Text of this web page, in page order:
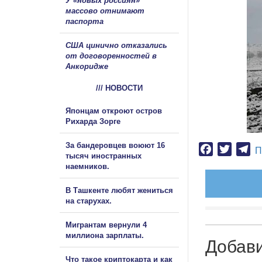
Facebook
Twitter
массово отнимают
паспорта
США цинично отказались
от договоренностей в
Анкоридже
/// НОВОСТИ
Японцам откроют остров
Рихарда Зорге
За бандеровцев воюют 16
тысяч иностранных
наемников.
В Ташкенте любят жениться
на старухах.
Мигрантам вернули 4
миллиона зарплаты.
Что такое криптокарта и как